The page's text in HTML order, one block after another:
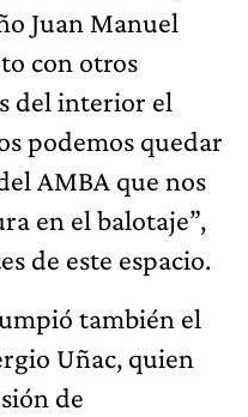
Juan Manuel
con otros
del interior el
podemos quedar
AMBA que nos
en el balotaje”,
de este espacio.
también el
Uñac, quien
de